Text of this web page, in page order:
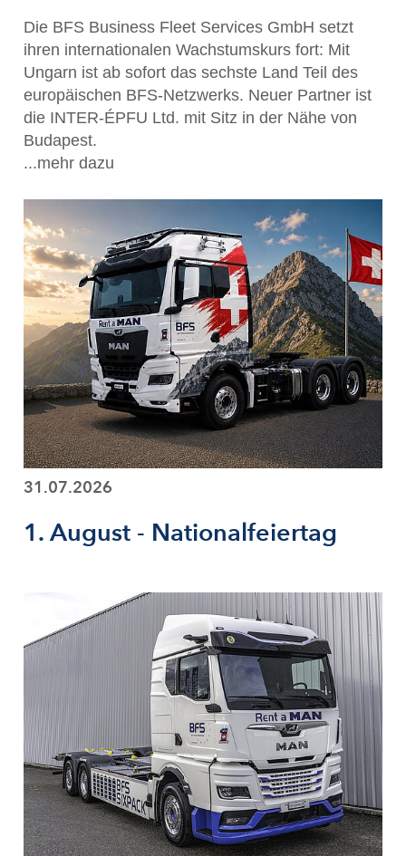
Die BFS Business Fleet Services GmbH setzt
ihren internationalen Wachstumskurs fort: Mit
Ungarn ist ab sofort das sechste Land Teil des
europäischen BFS-Netzwerks. Neuer Partner ist
die INTER-ÉPFU Ltd. mit Sitz in der Nähe von
Budapest.
...mehr dazu
31.07.2026
1. August - Nationalfeiertag